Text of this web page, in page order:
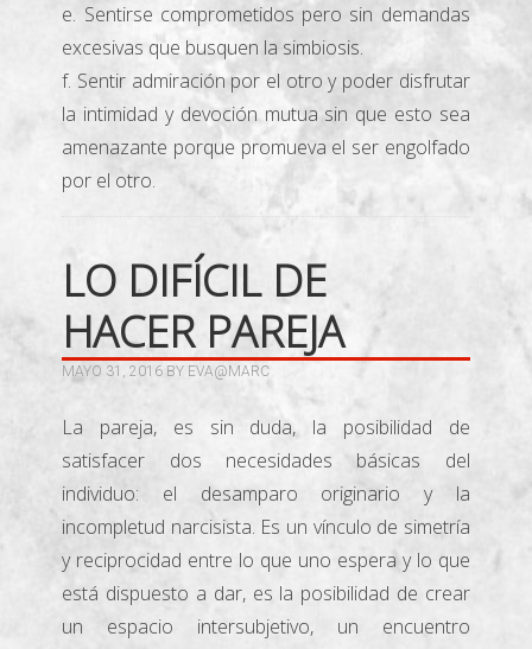
e. Sentirse comprometidos pero sin demandas
excesivas que busquen la simbiosis.
f. Sentir admiración por el otro y poder disfrutar
la intimidad y devoción mutua sin que esto sea
amenazante porque promueva el ser engolfado
por el otro.
LO DIFÍCIL DE
HACER PAREJA
MAYO 31, 2016 BY EVA@MARC
La pareja, es sin duda, la posibilidad de
satisfacer dos necesidades básicas del
individuo: el desamparo originario y la
incompletud narcisista. Es un vínculo de simetría
y reciprocidad entre lo que uno espera y lo que
está dispuesto a dar, es la posibilidad de crear
un espacio intersubjetivo, un encuentro